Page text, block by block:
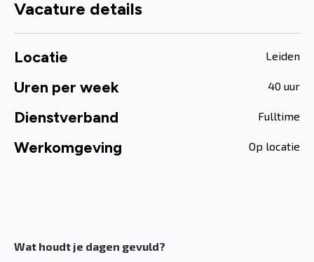
Vacature details
Locatie Leiden
Uren per week 40 uur
Dienstverband Fulltime
Werkomgeving Op locatie
Wat houdt je dagen gevuld?